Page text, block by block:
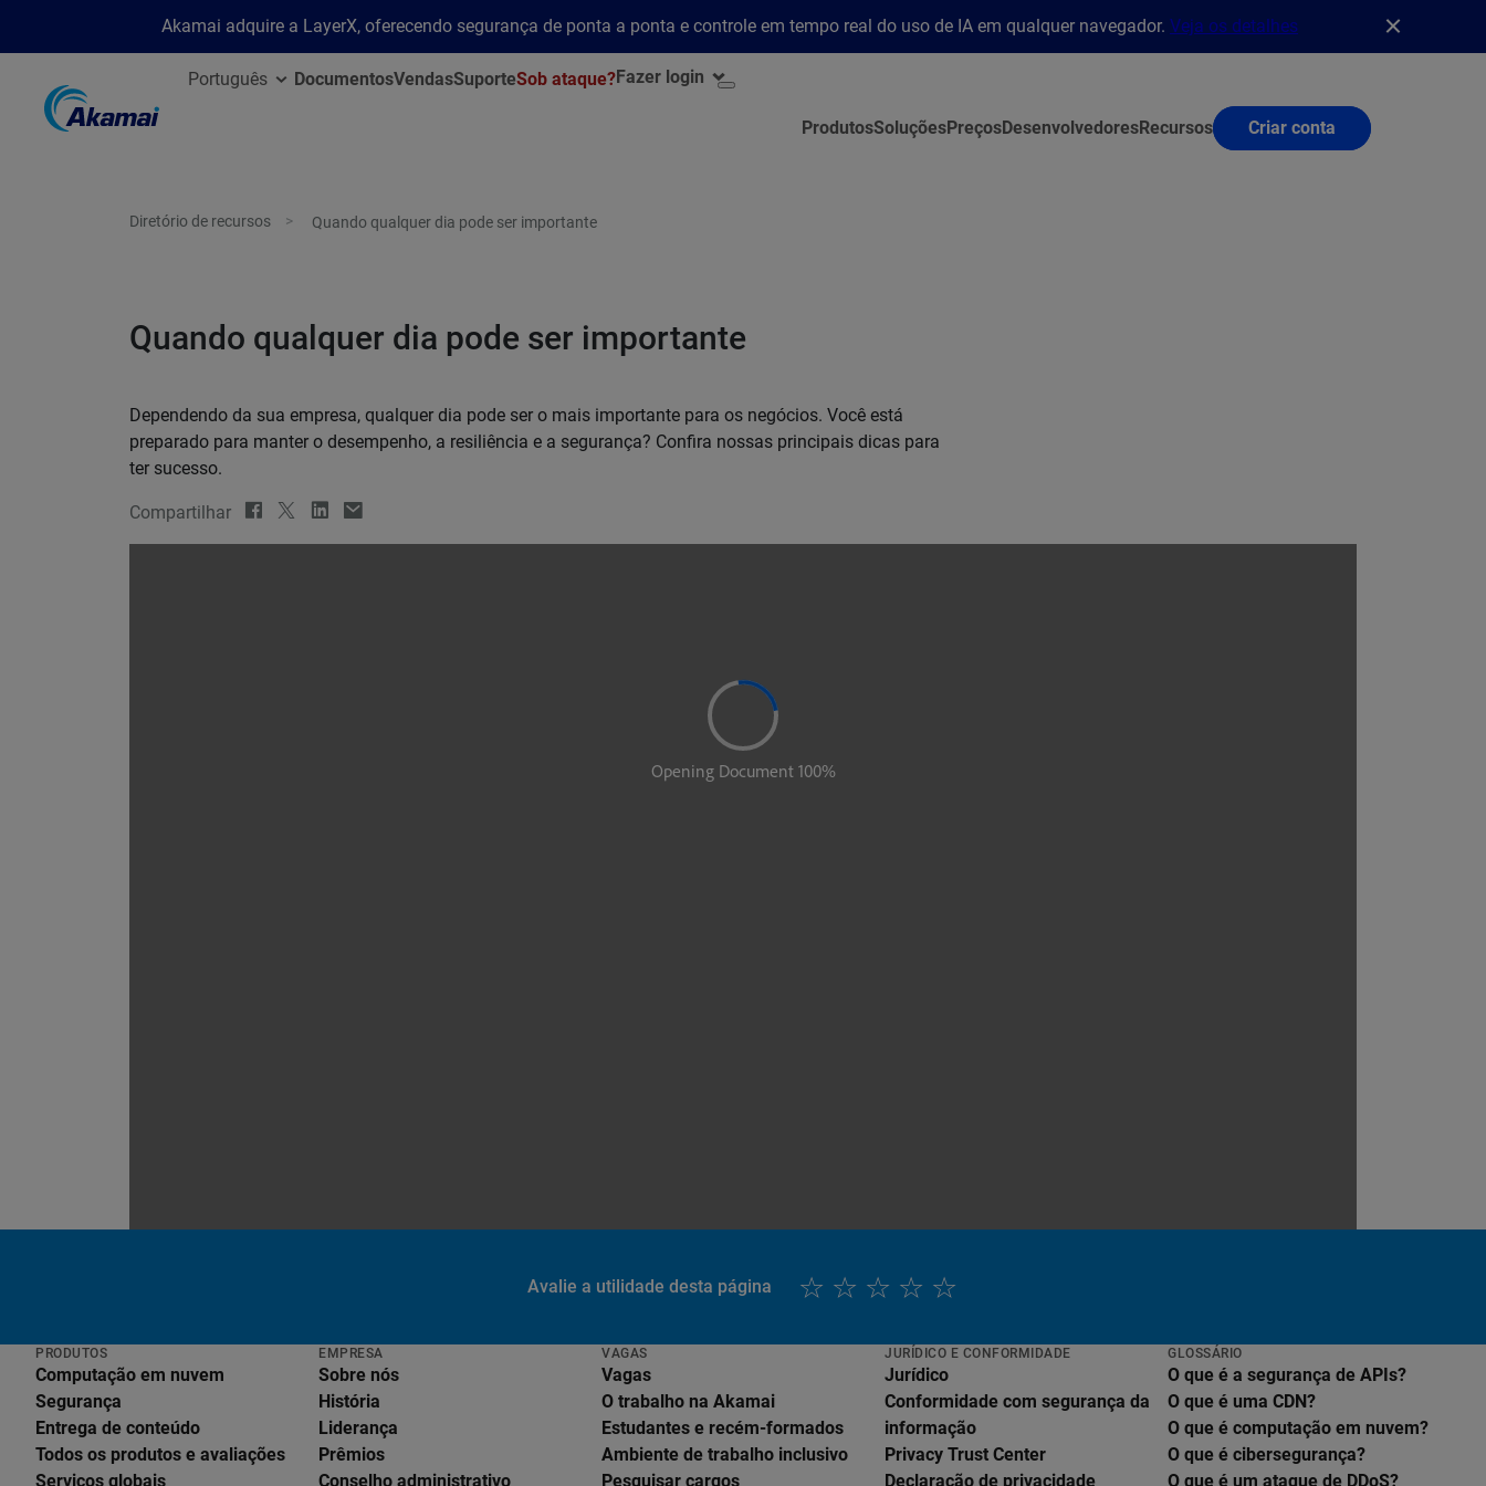
Akamai adquire a LayerX, oferecendo segurança de ponta a ponta e controle em tempo real do uso de IA em qualquer navegador. Veja os detalhes
Português DocumentosVendasSuporteSob ataque?Fazer login
ProdutosSoluçõesPreçosDesenvolvedoresRecursos Criar conta
Diretório de recursos Quando qualquer dia pode ser importante
Quando qualquer dia pode ser importante
Dependendo da sua empresa, qualquer dia pode ser o mais importante para os negócios. Você está
preparado para manter o desempenho, a resiliência e a segurança? Confira nossas principais dicas para
ter sucesso.
Compartilhar
Avalie a utilidade desta página
PRODUTOS
Computação em nuvem
Segurança
Entrega de conteúdo
Todos os produtos e avaliações
Serviços globais
EMPRESA
Sobre nós
História
Liderança
Prêmios
Conselho administrativo
VAGAS
Vagas
O trabalho na Akamai
Estudantes e recém-formados
Ambiente de trabalho inclusivo
Pesquisar cargos
JURÍDICO E CONFORMIDADE
Jurídico
Conformidade com segurança da
informação
Privacy Trust Center
Declaração de privacidade
GLOSSÁRIO
O que é a segurança de APIs?
O que é uma CDN?
O que é computação em nuvem?
O que é cibersegurança?
O que é um ataque de DDoS?